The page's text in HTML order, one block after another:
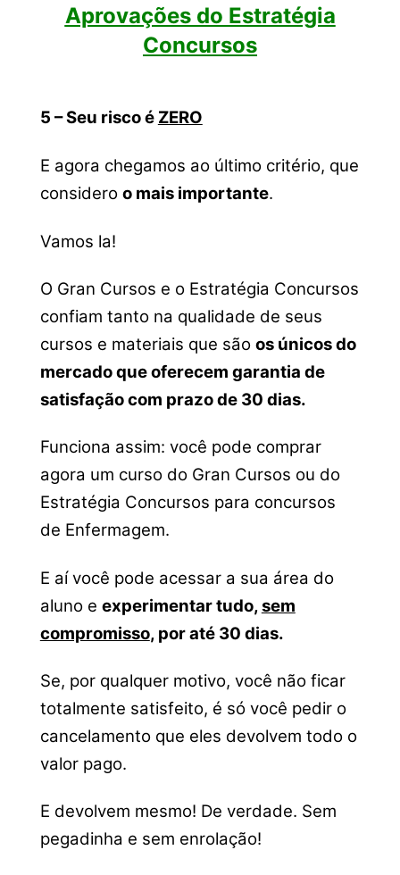
Aprovações do Estratégia
Concursos
5 – Seu risco é ZERO
E agora chegamos ao último critério, que
considero o mais importante.
Vamos la!
O Gran Cursos e o Estratégia Concursos
confiam tanto na qualidade de seus
cursos e materiais que são os únicos do
mercado que oferecem garantia de
satisfação com prazo de 30 dias.
Funciona assim: você pode comprar
agora um curso do Gran Cursos ou do
Estratégia Concursos para concursos
de Enfermagem.
E aí você pode acessar a sua área do
aluno e experimentar tudo,sem
compromisso, por até 30 dias.
Se, por qualquer motivo, você não ficar
totalmente satisfeito, é só você pedir o
cancelamento que eles devolvem todo o
valor pago.
E devolvem mesmo! De verdade. Sem
pegadinha e sem enrolação!